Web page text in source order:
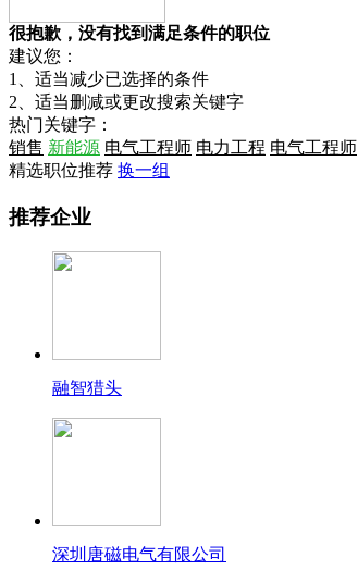
很抱歉，没有找到满足条件的职位
建议您：
1、适当减少已选择的条件
2、适当删减或更改搜索关键字
热门关键字：
销售 新能源 电气工程师 电力工程 电气工程师
精选职位推荐 换一组
推荐企业
融智猎头
深圳唐磁电气有限公司